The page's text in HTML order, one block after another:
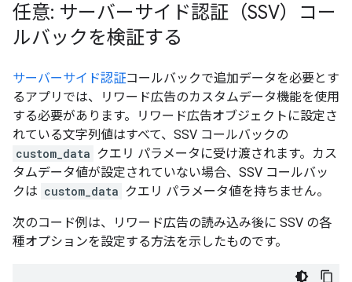
任意: サーバーサイド認証（SSV）コー
ルバックを検証する
サーバーサイド認証コールバックで追加データを必要とす
るアプリでは、リワード広告のカスタムデータ機能を使用
する必要があります。リワード広告オブジェクトに設定さ
れている文字列値はすべて、SSV コールバックの
custom_data クエリ パラメータに受け渡されます。カス
タムデータ値が設定されていない場合、SSV コールバッ
クは custom_data クエリ パラメータ値を持ちません。
次のコード例は、リワード広告の読み込み後に SSV の各
種オプションを設定する方法を示したものです。